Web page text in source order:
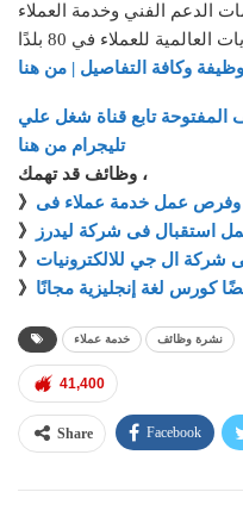
الدعم الفني وخدمة العملاء
وكافة التفاصيل | من هنا
المفتوحة تابع قناة شغل علي
تليجرام من هنا
وظائف قد تهمك ،
》
》
استقبال فى شركة ليدرز
》 ال جي للالكترونيات
》
خدمة عملاء نشرة وظائف
41,400
Share Facebook